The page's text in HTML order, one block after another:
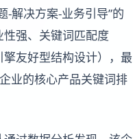
-解决方案-业务引导”的
强、关键词匹配度
友好型结构设计），最
业的核心产品关键词排